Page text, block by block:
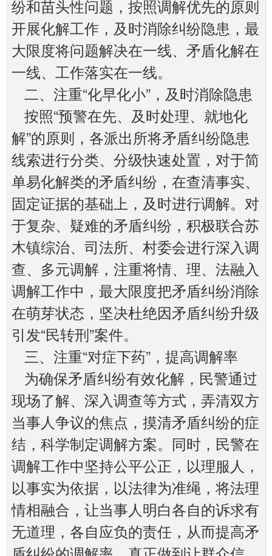
纷和苗头性问题，按照调解优先的原则
开展化解工作，及时消除纠纷隐患，最
大限度将问题解决在一线、矛盾化解在
一线、工作落实在一线。
二、注重“化早化小”，及时消除隐患
按照“预警在先、及时处理、就地化
解”的原则，各派出所将矛盾纠纷隐患
线索进行分类、分级快速处置，对于简
单易化解类的矛盾纠纷，在查清事实、
固定证据的基础上，及时进行调解。对
于复杂、疑难的矛盾纠纷，积极联合苏
木镇综治、司法所、村委会进行深入调
查、多元调解，注重将情、理、法融入
调解工作中，最大限度把矛盾纠纷消除
在萌芽状态，坚决杜绝因矛盾纠纷升级
引发“民转刑”案件。
三、注重“对症下药”，提高调解率
为确保矛盾纠纷有效化解，民警通过
现场了解、深入调查等方式，弄清双方
当事人争议的焦点，摸清矛盾纠纷的症
结，科学制定调解方案。同时，民警在
调解工作中坚持公平公正，以理服人，
以事实为依据，以法律为准绳，将法理
情相融合，让当事人明白各自的诉求有
无道理，各自应负的责任，从而提高矛